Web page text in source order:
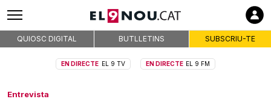
QUIOSC DIGITAL BUTLLETINS SUBSCRIU-TE
EN DIRECTE EL 9 TV EN DIRECTE EL 9 FM
Entrevista